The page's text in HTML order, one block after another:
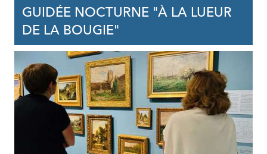
GUIDÉE NOCTURNE "À LA LUEUR
DE LA BOUGIE"